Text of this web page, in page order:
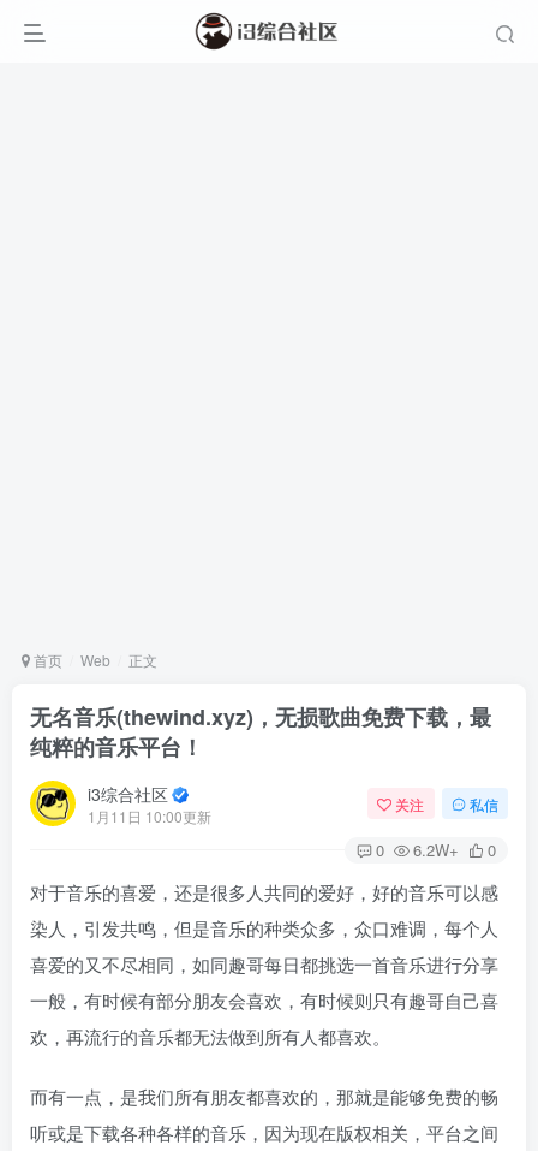
首页 Web 正文
无名音乐(thewind.xyz)，无损歌曲免费下载，最
纯粹的音乐平台！
i3综合社区
1月11日 10:00更新
关注 私信
0 6.2W+ 0
对于音乐的喜爱，还是很多人共同的爱好，好的音乐可以感
染人，引发共鸣，但是音乐的种类众多，众口难调，每个人
喜爱的又不尽相同，如同趣哥每日都挑选一首音乐进行分享
一般，有时候有部分朋友会喜欢，有时候则只有趣哥自己喜
欢，再流行的音乐都无法做到所有人都喜欢。
而有一点，是我们所有朋友都喜欢的，那就是能够免费的畅
听或是下载各种各样的音乐，因为现在版权相关，平台之间